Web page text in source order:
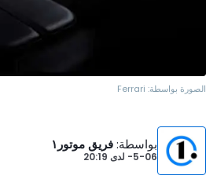
الصورة بواسطة: Ferrari
بواسطة:فريق موتور١
5-06- لدى